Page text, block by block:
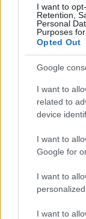
I want to
Retention,
Personal
Purposes
Opted Out
Google
I want to
related to
device
I want to
Google for
I want to
I want to
alle